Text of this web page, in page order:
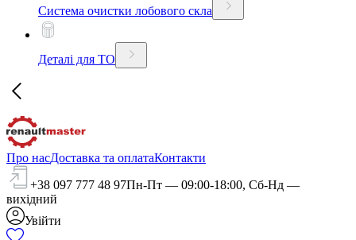
Система очистки лобового скла
Деталі для ТО
Про насДоставка та оплатаКонтакти
+38 097 777 48 97Пн-Пт — 09:00-18:00, Сб-Нд —
вихідний
Увійти